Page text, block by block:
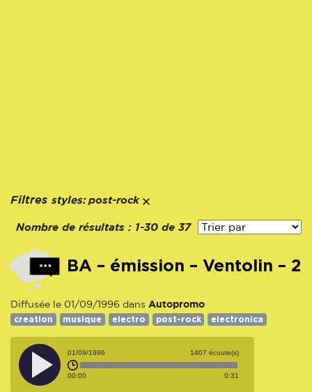
Filtres styles: post-rock
Nombre de résultats : 1-30 de 37
BA – émission – Ventolin – 2
Diffusée le 01/09/1996 dans Autopromo
creation musique electro post-rock electronica
01/09/1996 1407 écoute(s)
00:00 0:31